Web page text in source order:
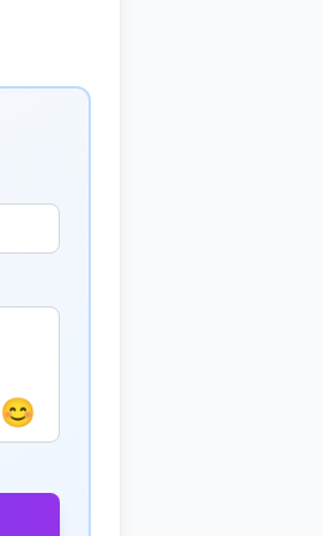
😊